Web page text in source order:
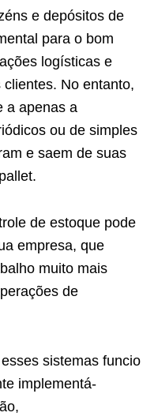
e depósitos de
para o bom
logísticas e
No entanto,
a apenas a
ou de simples
e saem de suas
de estoque pode
empresa, que
muito mais
de
sistemas funcio
implementá-